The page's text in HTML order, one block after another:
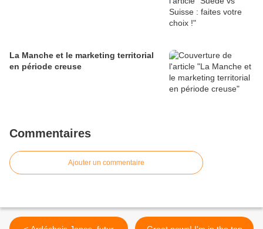
La Manche et le marketing territorial
en période creuse
Commentaires
Ajouter un commentaire